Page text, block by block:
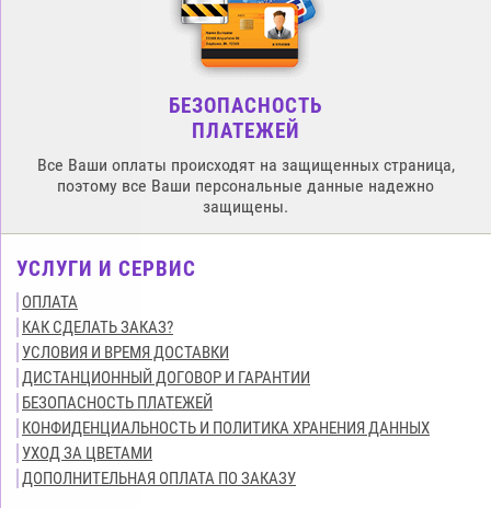
БЕЗОПАСНОСТЬ
ПЛАТЕЖЕЙ
Все Ваши оплаты происходят на защищенных страница,
поэтому все Ваши персональные данные надежно
защищены.
УСЛУГИ И СЕРВИС
ОПЛАТА
КАК СДЕЛАТЬ ЗАКАЗ?
УСЛОВИЯ И ВРЕМЯ ДОСТАВКИ
ДИСТАНЦИОННЫЙ ДОГОВОР И ГАРАНТИИ
БЕЗОПАСНОСТЬ ПЛАТЕЖЕЙ
КОНФИДЕНЦИАЛЬНОСТЬ И ПОЛИТИКА ХРАНЕНИЯ ДАННЫХ
УХОД ЗА ЦВЕТАМИ
ДОПОЛНИТЕЛЬНАЯ ОПЛАТА ПО ЗАКАЗУ